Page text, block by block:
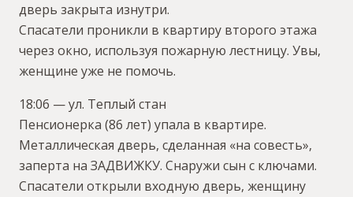
дверь закрыта изнутри.
Спасатели проникли в квартиру второго этажа
через окно, используя пожарную лестницу. Увы,
женщине уже не помочь.
18:06 — ул. Теплый стан
Пенсионерка (86 лет) упала в квартире.
Металлическая дверь, сделанная «на совесть»,
заперта на ЗАДВИЖКУ. Снаружи сын с ключами.
Спасатели открыли входную дверь, женщину